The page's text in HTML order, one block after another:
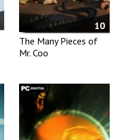
10
The Many Pieces of
Mr. Coo